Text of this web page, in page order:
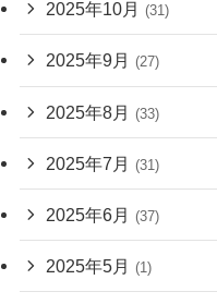
2025年10月 (31)
2025年9月 (27)
2025年8月 (33)
2025年7月 (31)
2025年6月 (37)
2025年5月 (1)